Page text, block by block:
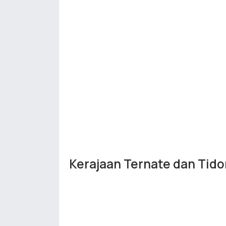
Kerajaan Ternate dan